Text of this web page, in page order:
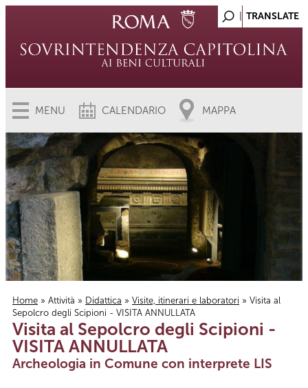
MENU CALENDARIO MAPPA
Tu sei qui
Home » Attività » Didattica » Visite, itinerari e laboratori » Visita al
Sepolcro degli Scipioni - VISITA ANNULLATA
Visita al Sepolcro degli Scipioni -
VISITA ANNULLATA
Archeologia in Comune con interprete LIS